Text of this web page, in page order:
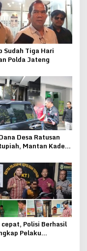
Sudah Tiga Hari
Polda Jateng
Desa Ratusan
Mantan Kades
Kejari Pati
Polisi Berhasil
Pelaku